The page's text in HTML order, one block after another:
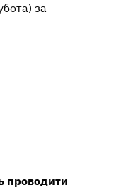
за
проводити